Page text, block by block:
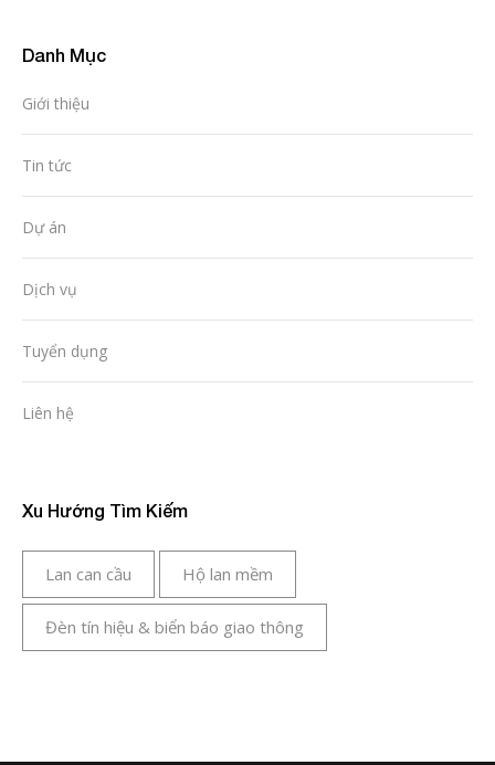
Danh Mục
Giới thiệu
Tin tức
Dự án
Dịch vụ
Tuyển dụng
Liên hệ
Xu Hướng Tìm Kiếm
Lan can cầu Hộ lan mềm
Đèn tín hiệu & biển báo giao thông